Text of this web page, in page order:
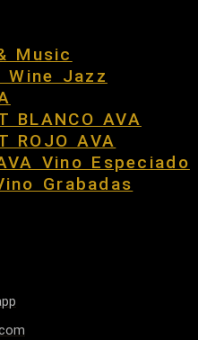
Music
Wine Jazz
BLANCO AVA
ROJO AVA
Vino Especiado
Grabadas